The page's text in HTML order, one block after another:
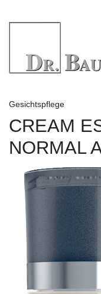
Gesichtspflege
CREAM
NORMAL